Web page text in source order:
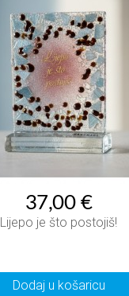
37,00 €
Lijepo je što postojiš!
Dodaj u košaricu